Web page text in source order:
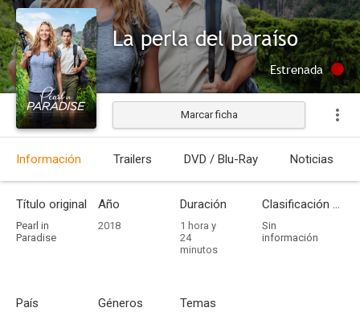
La perla del paraíso
Estrenada
Marcar ficha
Información Trailers DVD / Blu-Ray Noticias
Título original
Pearl in
Paradise
Año
2018
Duración
1 hora y
24
minutos
Clasificación por edades
Sin
información
País Géneros Temas